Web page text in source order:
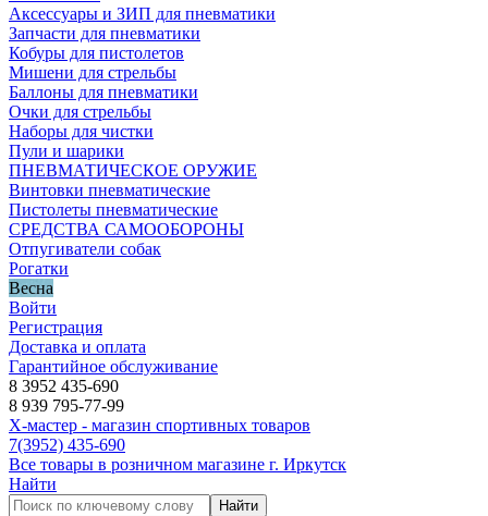
Аксессуары и ЗИП для пневматики
Запчасти для пневматики
Кобуры для пистолетов
Мишени для стрельбы
Баллоны для пневматики
Очки для стрельбы
Наборы для чистки
Пули и шарики
ПНЕВМАТИЧЕСКОЕ ОРУЖИЕ
Винтовки пневматические
Пистолеты пневматические
СРЕДСТВА САМООБОРОНЫ
Отпугиватели собак
Рогатки
Весна
Войти
Регистрация
Доставка и оплата
Гарантийное обслуживание
8 3952 435-690
8 939 795-77-99
Х-мастер - магазин спортивных товаров
7(3952) 435-690
Все товары в розничном магазине г. Иркутск
Найти
Найти